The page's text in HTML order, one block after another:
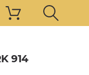
914